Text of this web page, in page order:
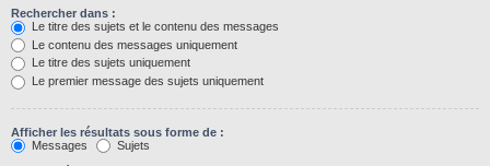
Rechercher dans :
Le titre des sujets et le contenu des messages
Le contenu des messages uniquement
Le titre des sujets uniquement
Le premier message des sujets uniquement
Afficher les résultats sous forme de :
Messages
Sujets